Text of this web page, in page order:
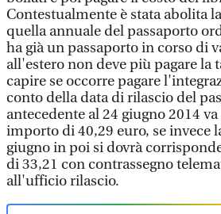
Contestualmente è stata abolita
quella annuale del passaporto
ha già un passaporto in corso di
all'estero non deve più pagare la
capire se occorre pagare
conto della data di rilascio del
antecedente al 24 giugno 2014
importo di 40,29 euro, se invece
giugno in poi si dovrà
di 33,21 con contrassegno
all'ufficio rilascio.